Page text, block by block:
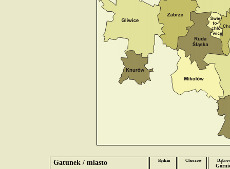
Gatunek / miasto Będzin Chorzów